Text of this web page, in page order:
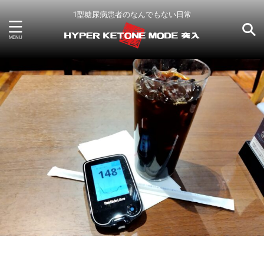
1型糖尿病患者のなんでもない日常